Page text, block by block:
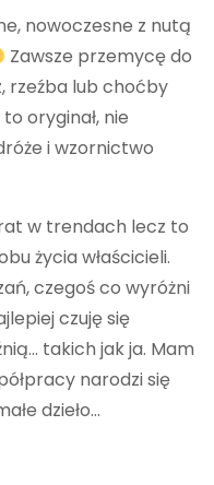
nowoczesne z nutą
Zawsze przemycę do
rzeźba lub choćby
oryginał, nie
i wzornictwo
w trendach lecz to
życia właścicieli.
czegoś co wyróżni
czuję się
takich jak ja. Mam
narodzi się
dzieło…